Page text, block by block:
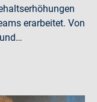
erarbeitet. Von